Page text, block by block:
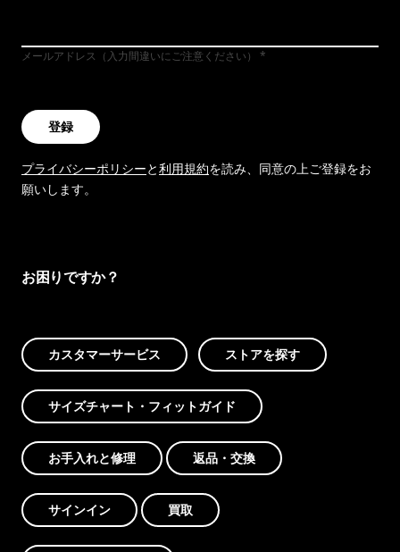
メールアドレス（入力間違いにご注意ください）
登録
プライバシーポリシーと利用規約を読み、同意の上ご登録をお
願いします。
お困りですか？
カスタマーサービス ストアを探す
サイズチャート・フィットガイド
お手入れと修理 返品・交換
サインイン 買取